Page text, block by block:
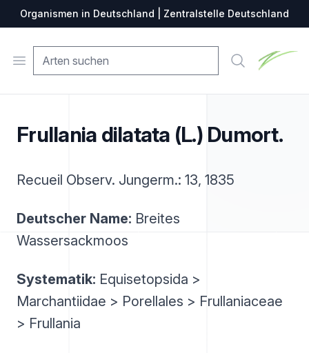
Organismen in Deutschland | Zentralstelle Deutschland
Open menu Suche
Frullania dilatata (L.) Dumort.
Recueil Observ. Jungerm.: 13, 1835
Deutscher Name: Breites
Wassersackmoos
Systematik: Equisetopsida >
Marchantiidae > Porellales > Frullaniaceae
> Frullania